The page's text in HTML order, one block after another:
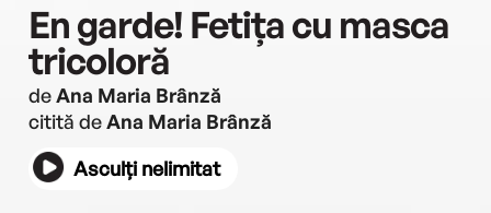
En garde! Fetița cu masca
tricoloră
deAna Maria Brânză
citită deAna Maria Brânză
Asculți nelimitat